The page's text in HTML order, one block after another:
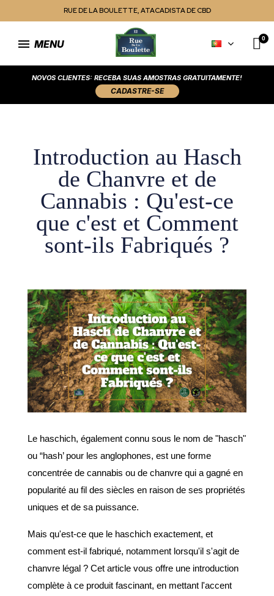
RUE DE LA BOULETTE, ATACADISTA DE CBD
MENU
NOVOS CLIENTES: RECEBA SUAS AMOSTRAS GRATUITAMENTE!
CADASTRE-SE
Introduction au Hasch
de Chanvre et de
Cannabis : Qu'est-ce
que c'est et Comment
sont-ils Fabriqués ?
Le haschich, également connu sous le nom de "hasch"
ou “hash’ pour les anglophones, est une forme
concentrée de cannabis ou de chanvre qui a gagné en
popularité au fil des siècles en raison de ses propriétés
uniques et de sa puissance.
Mais qu'est-ce que le haschich exactement, et
comment est-il fabriqué, notamment lorsqu'il s'agit de
chanvre légal ? Cet article vous offre une introduction
complète à ce produit fascinant, en mettant l'accent